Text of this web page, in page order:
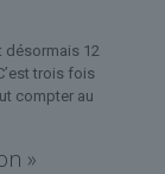
désormais 12
trois fois
compter au
»